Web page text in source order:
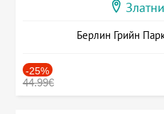
Берлин Грийн
-25%
44.99€